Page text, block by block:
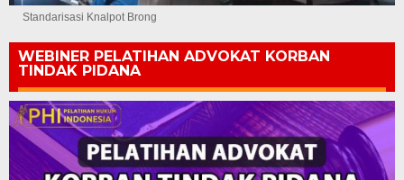
Standarisasi Knalpot Brong
WEBINER PELATIHAN ADVOKAT KORBAN
TINDAK PIDANA